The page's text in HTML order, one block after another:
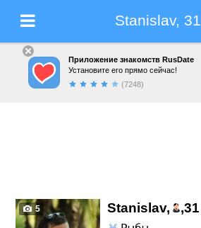
Stanislav, 31
Приложение знакомств RusDate
Установите его прямо сейчас!
(7248)
5 Stanislav, ,31